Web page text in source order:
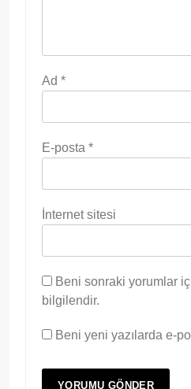
Ad *
E-posta *
İnternet sitesi
Beni sonraki yorumlar
bilgilendir.
Beni yeni yazılarda e-